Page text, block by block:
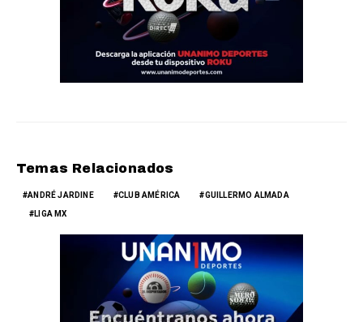
Temas Relacionados
ANDRÉ JARDINE CLUB AMÉRICA GUILLERMO ALMADA
LIGA MX